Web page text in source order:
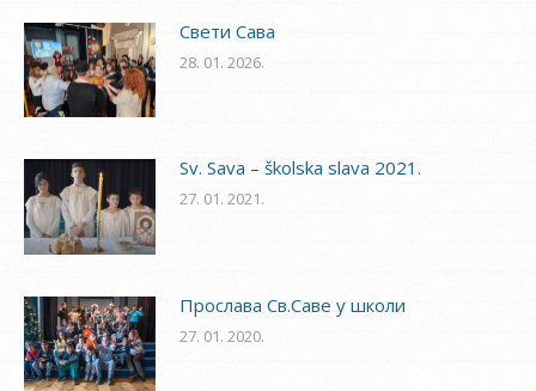
Свети Сава
28. 01. 2026.
Sv. Sava – školska slava 2021.
27. 01. 2021.
Прослава Св.Саве у школи
27. 01. 2020.